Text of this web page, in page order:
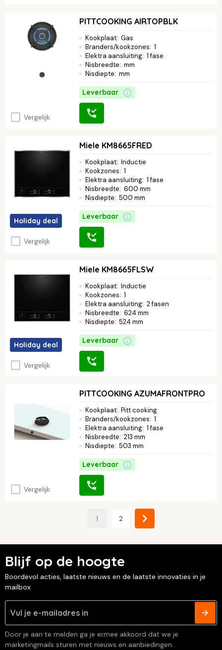
Vergelijk
PITTCOOKING AIRTOPBLK
Kookplaat: Gas
Branders/kookzones: 1
Elektra aansluiting: 1 fase
Nisbreedte: mm
Nisdiepte: mm
Leverbaar
Holiday deal
Vergelijk
Miele KM8665FRED
Kookplaat: Inductie
Kookzones: 1
Elektra aansluiting: 1 fase
Nisbreedte: 600 mm
Nisdiepte: 500 mm
Leverbaar
Holiday deal
Vergelijk
Miele KM8665FLSW
Kookplaat: Inductie
Kookzones: 1
Elektra aansluiting: 2 fasen
Nisbreedte: 624 mm
Nisdiepte: 524 mm
Leverbaar
Vergelijk
PITTCOOKING AZUMAFRONTPRO
Kookplaat: Pitt cooking
Branders/kookzones: 1
Elektra aansluiting: 1 fase
Nisbreedte: 213 mm
Nisdiepte: 503 mm
Leverbaar
1 2
Blijf op de hoogte
Boordevol acties, laatste nieuws en de laatste innovaties in je
mailbox
Door je aan te melden ga je ermee akkoord dat we je
marketingmails sturen met nieuws en aanbiedingen.